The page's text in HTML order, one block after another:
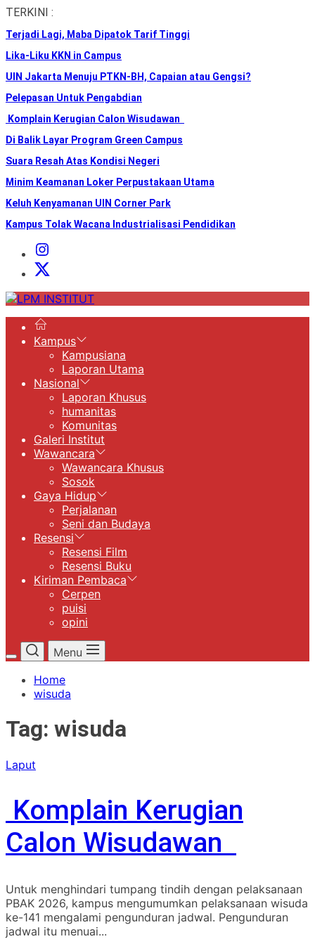
Skip
the
content
TERKINI :
Terjadi Lagi, Maba Dipatok Tarif Tinggi
Lika-Liku KKN in Campus
UIN Jakarta Menuju PTKN-BH, Capaian atau Gengsi?
Pelepasan Untuk Pengabdian
Komplain Kerugian Calon Wisudawan
Di Balik Layar Program Green Campus
Suara Resah Atas Kondisi Negeri
Minim Keamanan Loker Perpustakaan Utama
Keluh Kenyamanan UIN Corner Park
Kampus Tolak Wacana Industrialisasi Pendidikan
Instagram
Institut
X
LPM
Kampus
Kampusiana
Laporan Utama
Nasional
Laporan Khusus
humanitas
Komunitas
Galeri Institut
Wawancara
Wawancara Khusus
Sosok
Gaya Hidup
Perjalanan
Seni dan Budaya
Resensi
Resensi Film
Resensi Buku
Kiriman Pembaca
Cerpen
puisi
opini
Menu
Home
wisuda
Tag: wisuda
Laput
Komplain Kerugian
Calon Wisudawan
Untuk menghindari tumpang tindih dengan pelaksanaan
PBAK 2026, kampus mengumumkan pelaksanaan wisuda
ke-141 mengalami pengunduran jadwal. Pengunduran
jadwal itu menuai...